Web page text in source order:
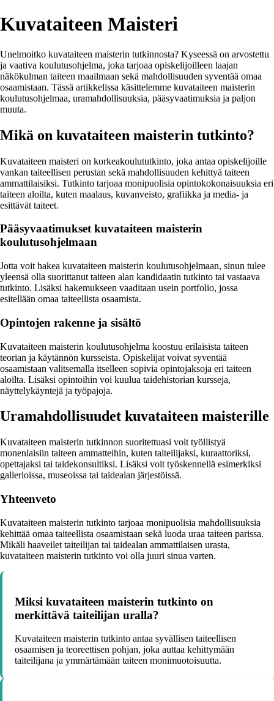
Kuvataiteen Maisteri
Unelmoitko kuvataiteen maisterin tutkinnosta? Kyseessä on arvostettu
ja vaativa koulutusohjelma, joka tarjoaa opiskelijoilleen laajan
näkökulman taiteen maailmaan sekä mahdollisuuden syventää omaa
osaamistaan. Tässä artikkelissa käsittelemme kuvataiteen maisterin
koulutusohjelmaa, uramahdollisuuksia, pääsyvaatimuksia ja paljon
muuta.
Mikä on kuvataiteen maisterin tutkinto?
Kuvataiteen maisteri on korkeakoulututkinto, joka antaa opiskelijoille
vankan taiteellisen perustan sekä mahdollisuuden kehittyä taiteen
ammattilaisiksi. Tutkinto tarjoaa monipuolisia opintokokonaisuuksia eri
taiteen aloilta, kuten maalaus, kuvanveisto, grafiikka ja media- ja
esittävät taiteet.
Pääsyvaatimukset kuvataiteen maisterin
koulutusohjelmaan
Jotta voit hakea kuvataiteen maisterin koulutusohjelmaan, sinun tulee
yleensä olla suorittanut taiteen alan kandidaatin tutkinto tai vastaava
tutkinto. Lisäksi hakemukseen vaaditaan usein portfolio, jossa
esitellään omaa taiteellista osaamista.
Opintojen rakenne ja sisältö
Kuvataiteen maisterin koulutusohjelma koostuu erilaisista taiteen
teorian ja käytännön kursseista. Opiskelijat voivat syventää
osaamistaan valitsemalla itselleen sopivia opintojaksoja eri taiteen
aloilta. Lisäksi opintoihin voi kuulua taidehistorian kursseja,
näyttelykäyntejä ja työpajoja.
Uramahdollisuudet kuvataiteen maisterille
Kuvataiteen maisterin tutkinnon suoritettuasi voit työllistyä
monenlaisiin taiteen ammatteihin, kuten taiteilijaksi, kuraattoriksi,
opettajaksi tai taidekonsultiksi. Lisäksi voit työskennellä esimerkiksi
gallerioissa, museoissa tai taidealan järjestöissä.
Yhteenveto
Kuvataiteen maisterin tutkinto tarjoaa monipuolisia mahdollisuuksia
kehittää omaa taiteellista osaamistaan sekä luoda uraa taiteen parissa.
Mikäli haaveilet taiteilijan tai taidealan ammattilaisen urasta,
kuvataiteen maisterin tutkinto voi olla juuri sinua varten.
Miksi kuvataiteen maisterin tutkinto on
merkittävä taiteilijan uralla?
Kuvataiteen maisterin tutkinto antaa syvällisen taiteellisen
osaamisen ja teoreettisen pohjan, joka auttaa kehittymään
taiteilijana ja ymmärtämään taiteen monimuotoisuutta.